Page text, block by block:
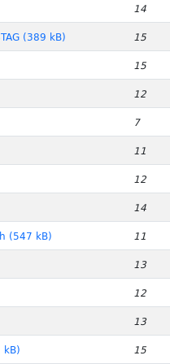
14
(389 kB)
15
15
12
7
11
12
14
(547 kB)
11
13
12
13
kB)
15